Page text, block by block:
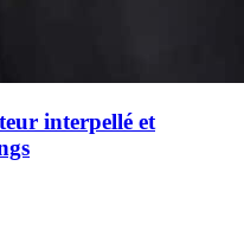
interpellé et